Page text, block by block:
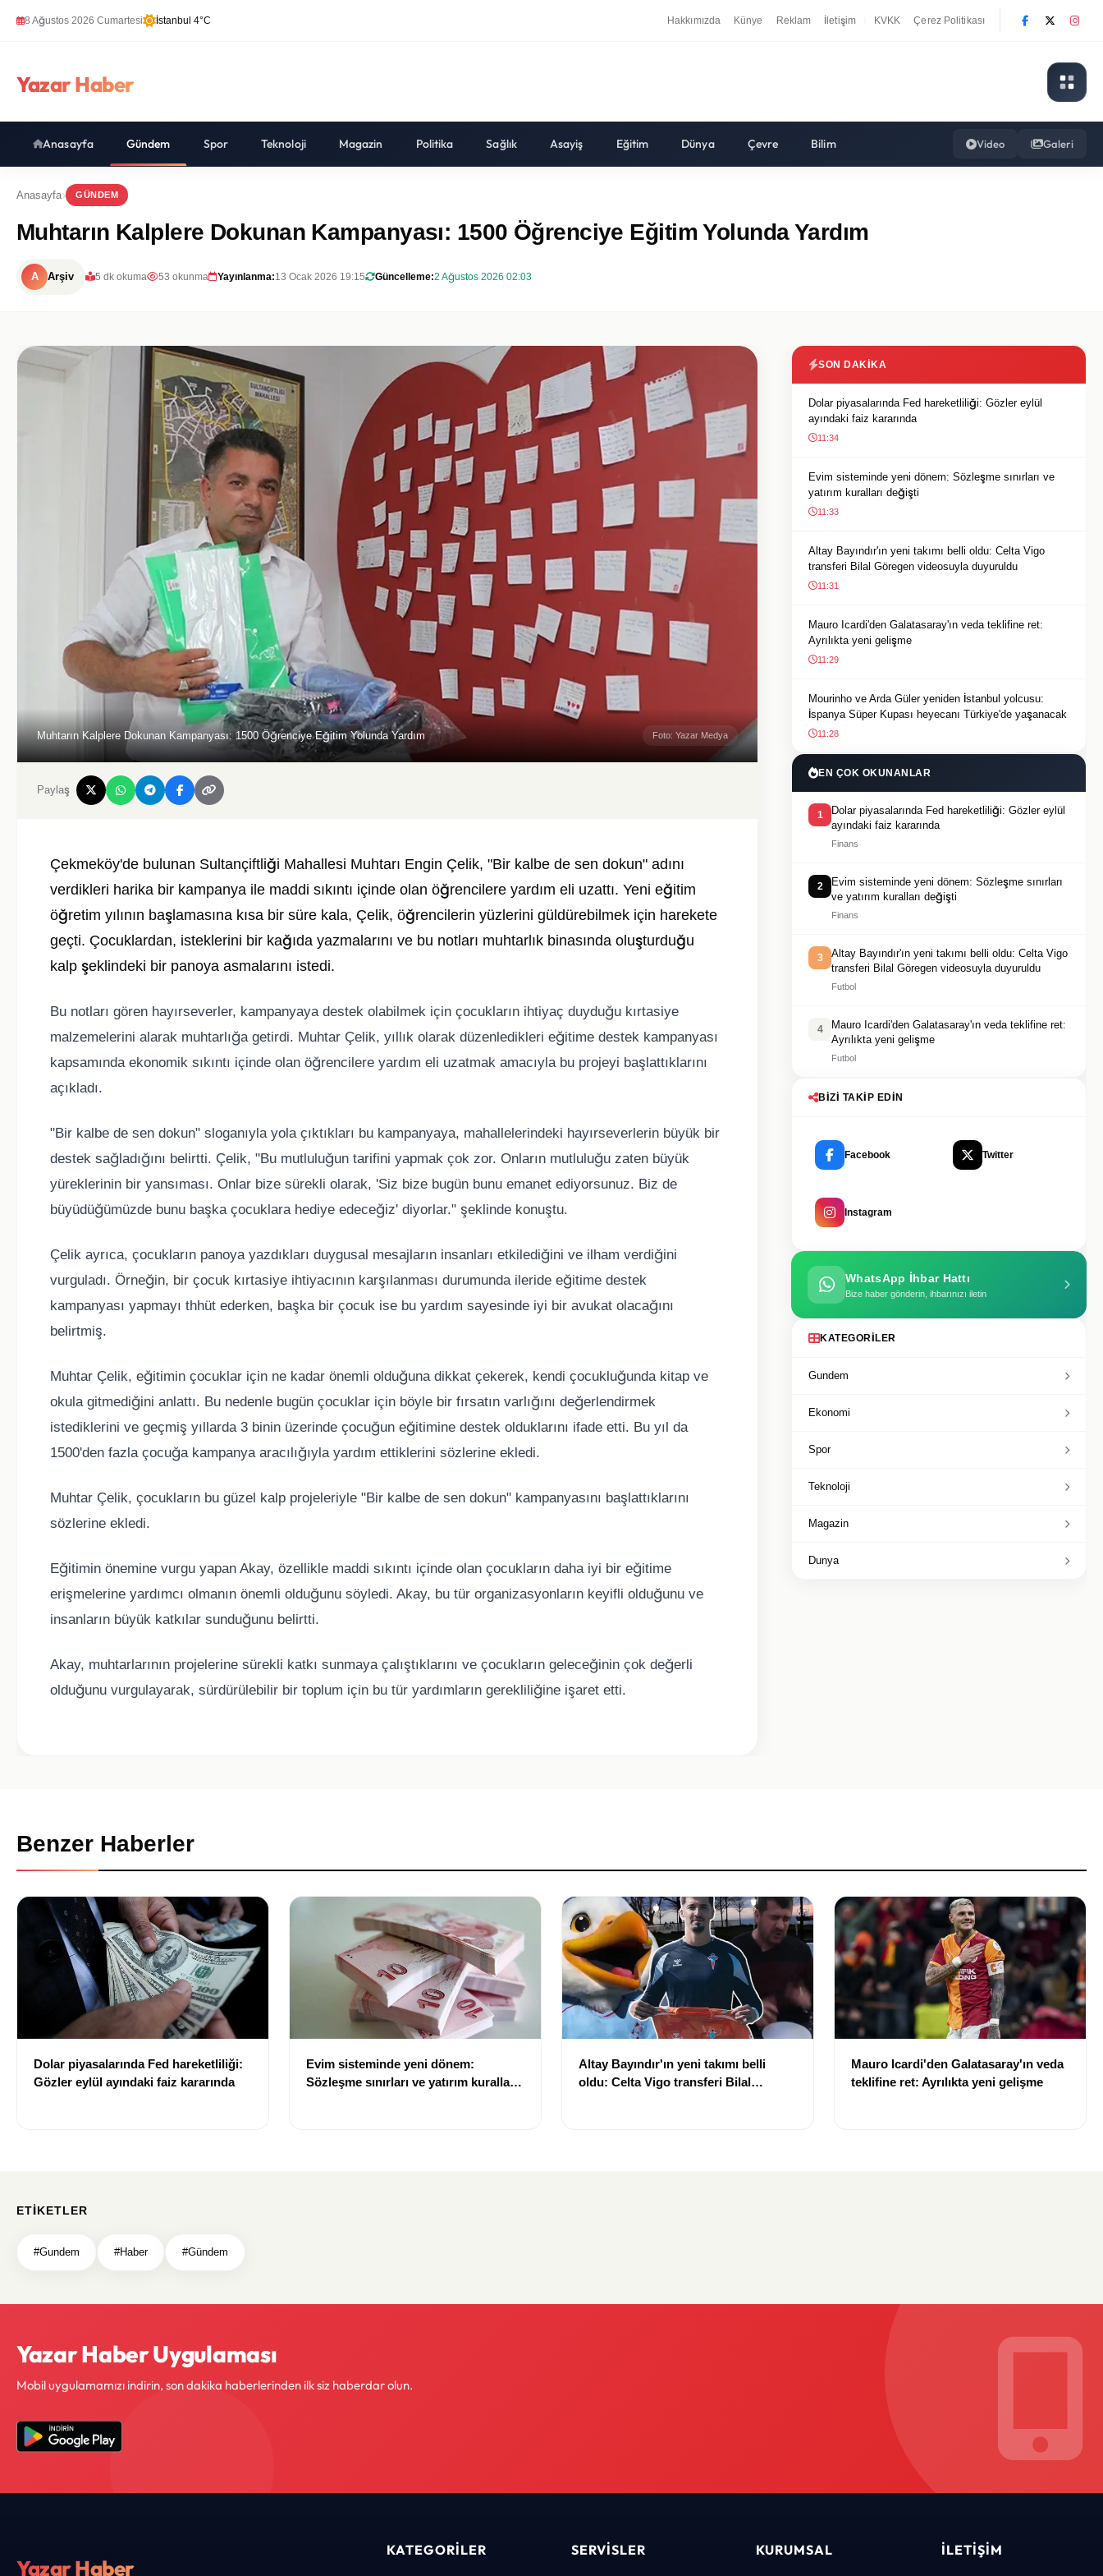
8 Ağustos 2026 Cumartesi İstanbul 4°C Hakkımızda Künye Reklam İletişim KVKK Çerez Politikası
Yazar Haber
Anasayfa Gündem Spor Teknoloji Magazin Politika Sağlık Asayiş Eğitim Dünya Çevre Bilim Video Galeri
Anasayfa GÜNDEM
Muhtarın Kalplere Dokunan Kampanyası: 1500 Öğrenciye Eğitim Yolunda Yardım
A Arşiv 5 dk okuma 53 okunma Yayınlanma:13 Ocak 2026 19:15 Güncelleme:2 Ağustos 2026 02:03
Muhtarın Kalplere Dokunan Kampanyası: 1500 Öğrenciye Eğitim Yolunda Yardım Foto: Yazar Medya
Paylaş
Çekmeköy'de bulunan Sultançiftliği Mahallesi Muhtarı Engin Çelik, "Bir kalbe de sen dokun" adını
verdikleri harika bir kampanya ile maddi sıkıntı içinde olan öğrencilere yardım eli uzattı. Yeni eğitim
öğretim yılının başlamasına kısa bir süre kala, Çelik, öğrencilerin yüzlerini güldürebilmek için harekete
geçti. Çocuklardan, isteklerini bir kağıda yazmalarını ve bu notları muhtarlık binasında oluşturduğu
kalp şeklindeki bir panoya asmalarını istedi.
Bu notları gören hayırseverler, kampanyaya destek olabilmek için çocukların ihtiyaç duyduğu kırtasiye
malzemelerini alarak muhtarlığa getirdi. Muhtar Çelik, yıllık olarak düzenledikleri eğitime destek kampanyası
kapsamında ekonomik sıkıntı içinde olan öğrencilere yardım eli uzatmak amacıyla bu projeyi başlattıklarını
açıkladı.
"Bir kalbe de sen dokun" sloganıyla yola çıktıkları bu kampanyaya, mahallelerindeki hayırseverlerin büyük bir
destek sağladığını belirtti. Çelik, "Bu mutluluğun tarifini yapmak çok zor. Onların mutluluğu zaten büyük
yüreklerinin bir yansıması. Onlar bize sürekli olarak, 'Siz bize bugün bunu emanet ediyorsunuz. Biz de
büyüdüğümüzde bunu başka çocuklara hediye edeceğiz' diyorlar." şeklinde konuştu.
Çelik ayrıca, çocukların panoya yazdıkları duygusal mesajların insanları etkilediğini ve ilham verdiğini
vurguladı. Örneğin, bir çocuk kırtasiye ihtiyacının karşılanması durumunda ileride eğitime destek
kampanyası yapmayı thhüt ederken, başka bir çocuk ise bu yardım sayesinde iyi bir avukat olacağını
belirtmiş.
Muhtar Çelik, eğitimin çocuklar için ne kadar önemli olduğuna dikkat çekerek, kendi çocukluğunda kitap ve
okula gitmediğini anlattı. Bu nedenle bugün çocuklar için böyle bir fırsatın varlığını değerlendirmek
istediklerini ve geçmiş yıllarda 3 binin üzerinde çocuğun eğitimine destek olduklarını ifade etti. Bu yıl da
1500'den fazla çocuğa kampanya aracılığıyla yardım ettiklerini sözlerine ekledi.
Muhtar Çelik, çocukların bu güzel kalp projeleriyle "Bir kalbe de sen dokun" kampanyasını başlattıklarını
sözlerine ekledi.
Eğitimin önemine vurgu yapan Akay, özellikle maddi sıkıntı içinde olan çocukların daha iyi bir eğitime
erişmelerine yardımcı olmanın önemli olduğunu söyledi. Akay, bu tür organizasyonların keyifli olduğunu ve
insanların büyük katkılar sunduğunu belirtti.
Akay, muhtarlarının projelerine sürekli katkı sunmaya çalıştıklarını ve çocukların geleceğinin çok değerli
olduğunu vurgulayarak, sürdürülebilir bir toplum için bu tür yardımların gerekliliğine işaret etti.
SON DAKIKA
Dolar piyasalarında Fed hareketliliği: Gözler eylül
ayındaki faiz kararında
11:34
Evim sisteminde yeni dönem: Sözleşme sınırları ve
yatırım kuralları değişti
11:33
Altay Bayındır'ın yeni takımı belli oldu: Celta Vigo
transferi Bilal Göregen videosuyla duyuruldu
11:31
Mauro Icardi'den Galatasaray'ın veda teklifine ret:
Ayrılıkta yeni gelişme
11:29
Mourinho ve Arda Güler yeniden İstanbul yolcusu:
İspanya Süper Kupası heyecanı Türkiye'de yaşanacak
11:28
EN ÇOK OKUNANLAR
1
Dolar piyasalarında Fed hareketliliği: Gözler eylül
ayındaki faiz kararında
Finans
2
Evim sisteminde yeni dönem: Sözleşme sınırları
ve yatırım kuralları değişti
Finans
3
Altay Bayındır'ın yeni takımı belli oldu: Celta Vigo
transferi Bilal Göregen videosuyla duyuruldu
Futbol
4
Mauro Icardi'den Galatasaray'ın veda teklifine ret:
Ayrılıkta yeni gelişme
Futbol
BIZI TAKIP EDIN
Facebook Twitter
Instagram
WhatsApp İhbar Hattı
Bize haber gönderin, ihbarınızı iletin
KATEGORILER
Gundem
Ekonomi
Spor
Teknoloji
Magazin
Dunya
Benzer Haberler
Dolar piyasalarında Fed hareketliliği:
Gözler eylül ayındaki faiz kararında
Evim sisteminde yeni dönem:
Sözleşme sınırları ve yatırım kuralları
Altay Bayındır'ın yeni takımı belli
oldu: Celta Vigo transferi Bilal
Mauro Icardi'den Galatasaray'ın veda
teklifine ret: Ayrılıkta yeni gelişme
ETIKETLER
#Gundem #Haber #Gündem
Yazar Haber Uygulaması
Mobil uygulamamızı indirin, son dakika haberlerinden ilk siz haberdar olun.
Yazar Haber
KATEGORILER SERVISLER KURUMSAL İLETIŞIM